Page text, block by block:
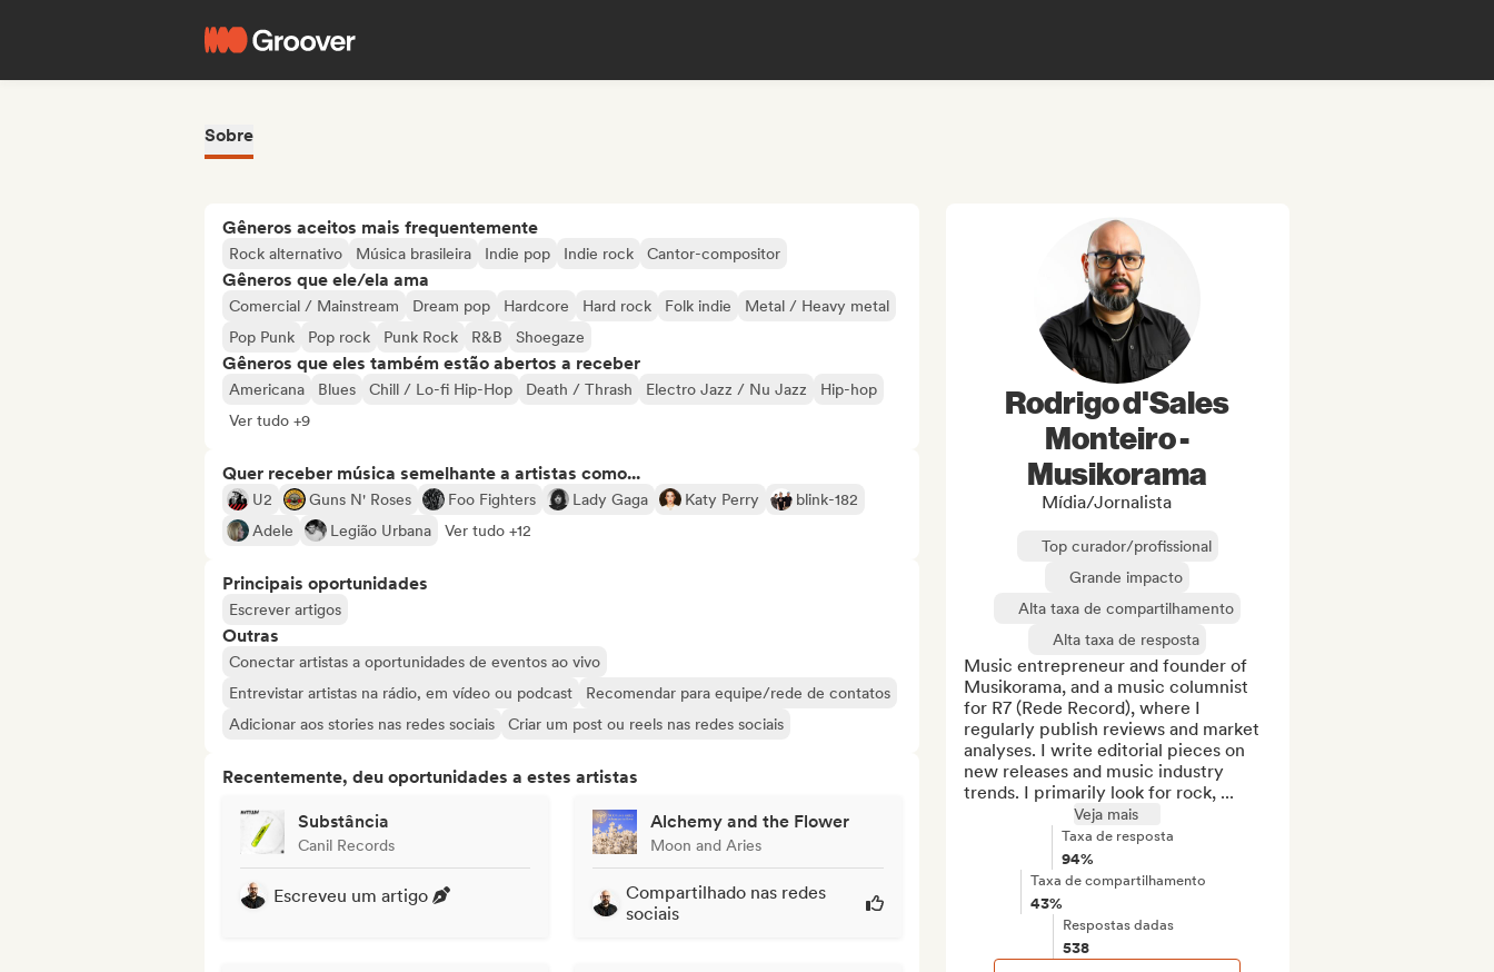
Sobre
Gêneros aceitos mais frequentemente
Rock alternativo Música brasileira Indie pop Indie rock Cantor-compositor
Gêneros que ele/ela ama
Comercial / Mainstream Dream pop Hardcore Hard rock Folk indie
Metal / Heavy metal
Pop Punk
Pop rock Punk Rock R&B Shoegaze
Gêneros que eles também estão abertos a receber
Americana Blues Chill / Lo-fi Hip-Hop Death / Thrash Electro Jazz / Nu Jazz
Hip-hop
Ver tudo +9
Quer receber música semelhante a artistas como...
U2 Guns N' Roses Foo Fighters Lady Gaga Katy Perry
blink-182
Adele
Legião Urbana Ver tudo +12
Principais oportunidades
Escrever artigos
Outras
Conectar artistas a oportunidades de eventos ao vivo
Entrevistar artistas na rádio, em vídeo ou podcast
Recomendar para equipe/rede de contatos
Adicionar aos stories nas redes sociais
Criar um post ou reels nas redes sociais
Recentemente, deu oportunidades a estes artistas
Substância
Canil Records
Escreveu um artigo
Alchemy and the Flower
Moon and Aries
Compartilhado nas redes
sociais
Rodrigo d'Sales
Monteiro -
Musikorama
Mídia/Jornalista
Top curador/profissional
Grande impacto
Alta taxa de compartilhamento
Alta taxa de resposta
Music entrepreneur and founder of
Musikorama, and a music columnist
for R7 (Rede Record), where I
regularly publish reviews and market
analyses. I write editorial pieces on
new releases and music industry
trends. I primarily look for rock, ...
Veja mais
Taxa de resposta
94%
Taxa de compartilhamento
43%
Respostas dadas
538